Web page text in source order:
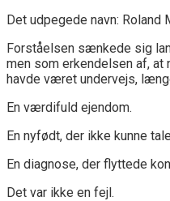
Det udpegede navn: Roland
Forståelsen sænkede sig
men som erkendelsen af,
havde været undervejs,
En værdifuld ejendom.
En nyfødt, der ikke kunne
En diagnose, der flyttede
Det var ikke en fejl.